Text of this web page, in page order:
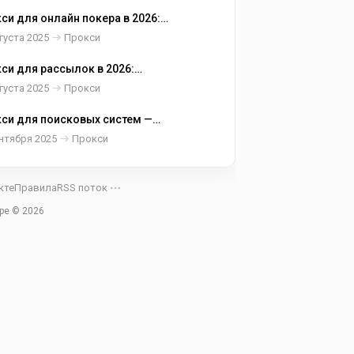
для онлайн покера в 2026:
сессии, корректное GEO
2025 Прокси
для рассылок в 2026:
IPv4/IPv6, чистые
2025 Прокси
для поисковых систем —
для SERP и статик для
2025 Прокси
ПравилаRSS поток
© 2026